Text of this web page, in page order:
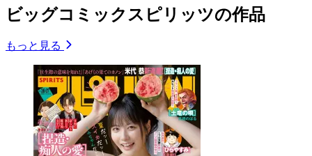
ビッグコミックスピリッツの作品
もっと見る